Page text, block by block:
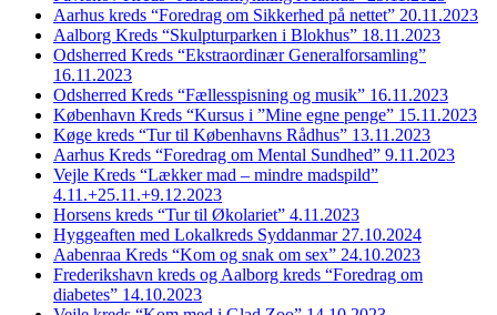
Aarhus kreds “Foredrag om Sikkerhed på nettet” 20.11.2023
Aalborg Kreds “Skulpturparken i Blokhus” 18.11.2023
Odsherred Kreds “Ekstraordinær Generalforsamling”
16.11.2023
Odsherred Kreds “Fællesspisning og musik” 16.11.2023
København Kreds “Kursus i ”Mine egne penge” 15.11.2023
Køge kreds “Tur til Københavns Rådhus” 13.11.2023
Aarhus Kreds “Foredrag om Mental Sundhed” 9.11.2023
Vejle Kreds “Lækker mad – mindre madspild”
4.11.+25.11.+9.12.2023
Horsens kreds “Tur til Økolariet” 4.11.2023
Hyggeaften med Lokalkreds Syddanmar 27.10.2024
Aabenraa Kreds “Kom og snak om sex” 24.10.2023
Frederikshavn kreds og Aalborg kreds “Foredrag om
diabetes” 14.10.2023